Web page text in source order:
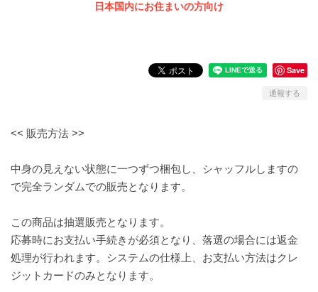
日本国内にお住まいの方向け
Save
通報する
<< 販売方法 >>
中身の見えない状態に一つずつ梱包し、シャッフルしますの
で完全ランダムでの販売となります。
この商品は抽選販売となります。
応募時にお支払い手続きが必須となり、落選の場合には返金
処理が行われます。システムの仕様上、お支払い方法はクレ
ジットカードのみとなります。